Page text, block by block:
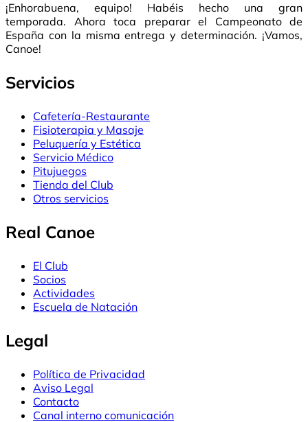
¡Enhorabuena, equipo! Habéis hecho una gran
temporada. Ahora toca preparar el Campeonato de
España con la misma entrega y determinación. ¡Vamos,
Canoe!
Servicios
Cafetería-Restaurante
Fisioterapia y Masaje
Peluquería y Estética
Servicio Médico
Pitujuegos
Tienda del Club
Otros servicios
Real Canoe
El Club
Socios
Actividades
Escuela de Natación
Legal
Política de Privacidad
Aviso Legal
Contacto
Canal interno comunicación